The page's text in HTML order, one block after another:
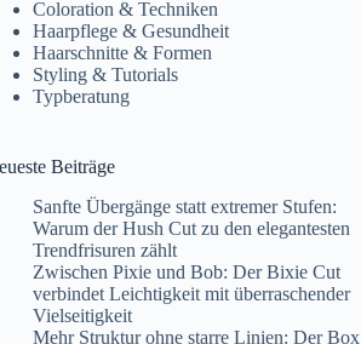
Coloration & Techniken
Haarpflege & Gesundheit
Haarschnitte & Formen
Styling & Tutorials
Typberatung
Beiträge
Sanfte Übergänge statt extremer Stufen:
Warum der Hush Cut zu den elegantesten
Trendfrisuren zählt
Zwischen Pixie und Bob: Der Bixie Cut
verbindet Leichtigkeit mit überraschender
Vielseitigkeit
Mehr Struktur ohne starre Linien: Der Box